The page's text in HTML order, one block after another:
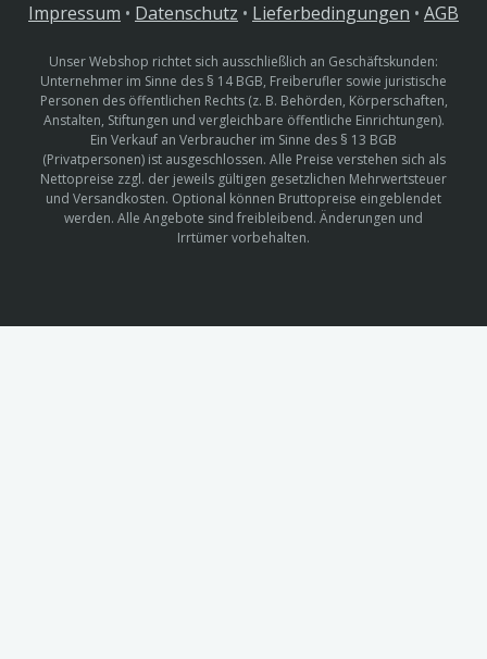
Impressum • Datenschutz • Lieferbedingungen • AGB
Unser Webshop richtet sich ausschließlich an Geschäftskunden:
Unternehmer im Sinne des § 14 BGB, Freiberufler sowie juristische
Personen des öffentlichen Rechts (z. B. Behörden, Körperschaften,
Anstalten, Stiftungen und vergleichbare öffentliche Einrichtungen).
Ein Verkauf an Verbraucher im Sinne des § 13 BGB
(Privatpersonen) ist ausgeschlossen. Alle Preise verstehen sich als
Nettopreise zzgl. der jeweils gültigen gesetzlichen Mehrwertsteuer
und Versandkosten. Optional können Bruttopreise eingeblendet
werden. Alle Angebote sind freibleibend. Änderungen und
Irrtümer vorbehalten.